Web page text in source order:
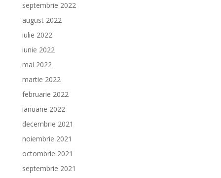
septembrie 2022
august 2022
iulie 2022
iunie 2022
mai 2022
martie 2022
februarie 2022
ianuarie 2022
decembrie 2021
noiembrie 2021
octombrie 2021
septembrie 2021